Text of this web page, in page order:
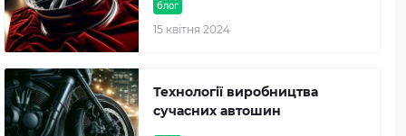
блог
15 квітня 2024
Технології виробництва
сучасних автошин